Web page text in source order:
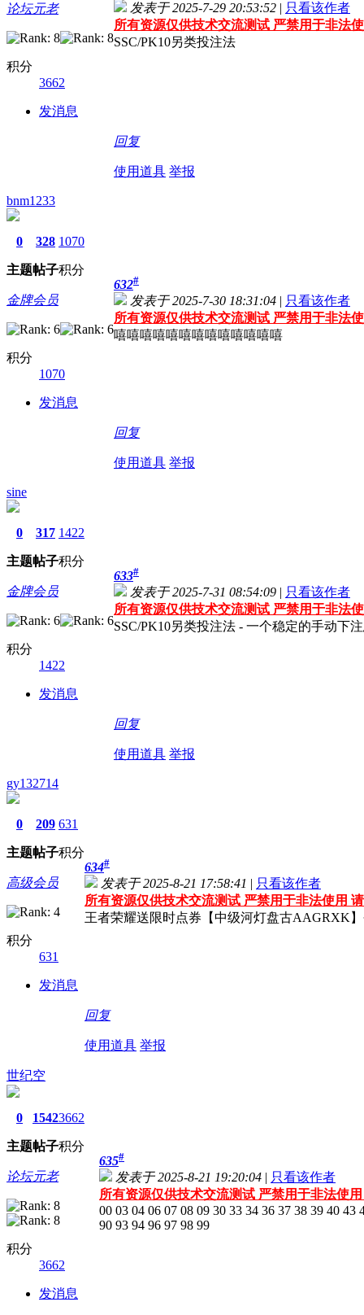
论坛元老
积分
3662
发消息
发表于 2025-7-29 20:53:52 | 只看该作者
所有资源仅供技术交流测试 严禁用于非法
SSC/PK10另类投注法
回复
使用道具 举报
bnm1233
0
主题
328
帖子
1070
积分
金牌会员
积分
1070
发消息
632#
发表于 2025-7-30 18:31:04 | 只看该作者
所有资源仅供技术交流测试 严禁用于非法
嘻嘻嘻嘻嘻嘻嘻嘻嘻嘻嘻嘻嘻
回复
使用道具 举报
sine
0
主题
317
帖子
1422
积分
金牌会员
积分
1422
发消息
633#
发表于 2025-7-31 08:54:09 | 只看该作者
所有资源仅供技术交流测试 严禁用于非法
SSC/PK10另类投注法 - 一个稳定的手动下
回复
使用道具 举报
gy132714
0
主题
209
帖子
631
积分
高级会员
积分
631
发消息
634#
发表于 2025-8-21 17:58:41 | 只看该作者
所有资源仅供技术交流测试 严禁用于非法使用
王者荣耀送限时点券【中级河灯盘古AAGRXK
回复
使用道具 举报
世纪空
0
主题
1542
帖子
3662
积分
论坛元老
积分
3662
发消息
635#
发表于 2025-8-21 19:20:04 | 只看该作者
所有资源仅供技术交流测试 严禁用于非法使
00 03 04 06 07 08 09 30 33 34 36 37 38 39 40
90 93 94 96 97 98 99